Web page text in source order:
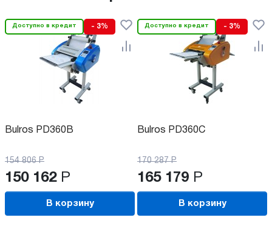
Доступно в кредит - 3%
Bulros PD360B
154 806 Р
150 162 Р
В корзину
Доступно в кредит - 3%
Bulros PD360C
170 287 Р
165 179 Р
В корзину